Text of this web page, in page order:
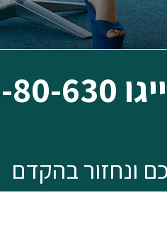
ונחזור בהקדם
630